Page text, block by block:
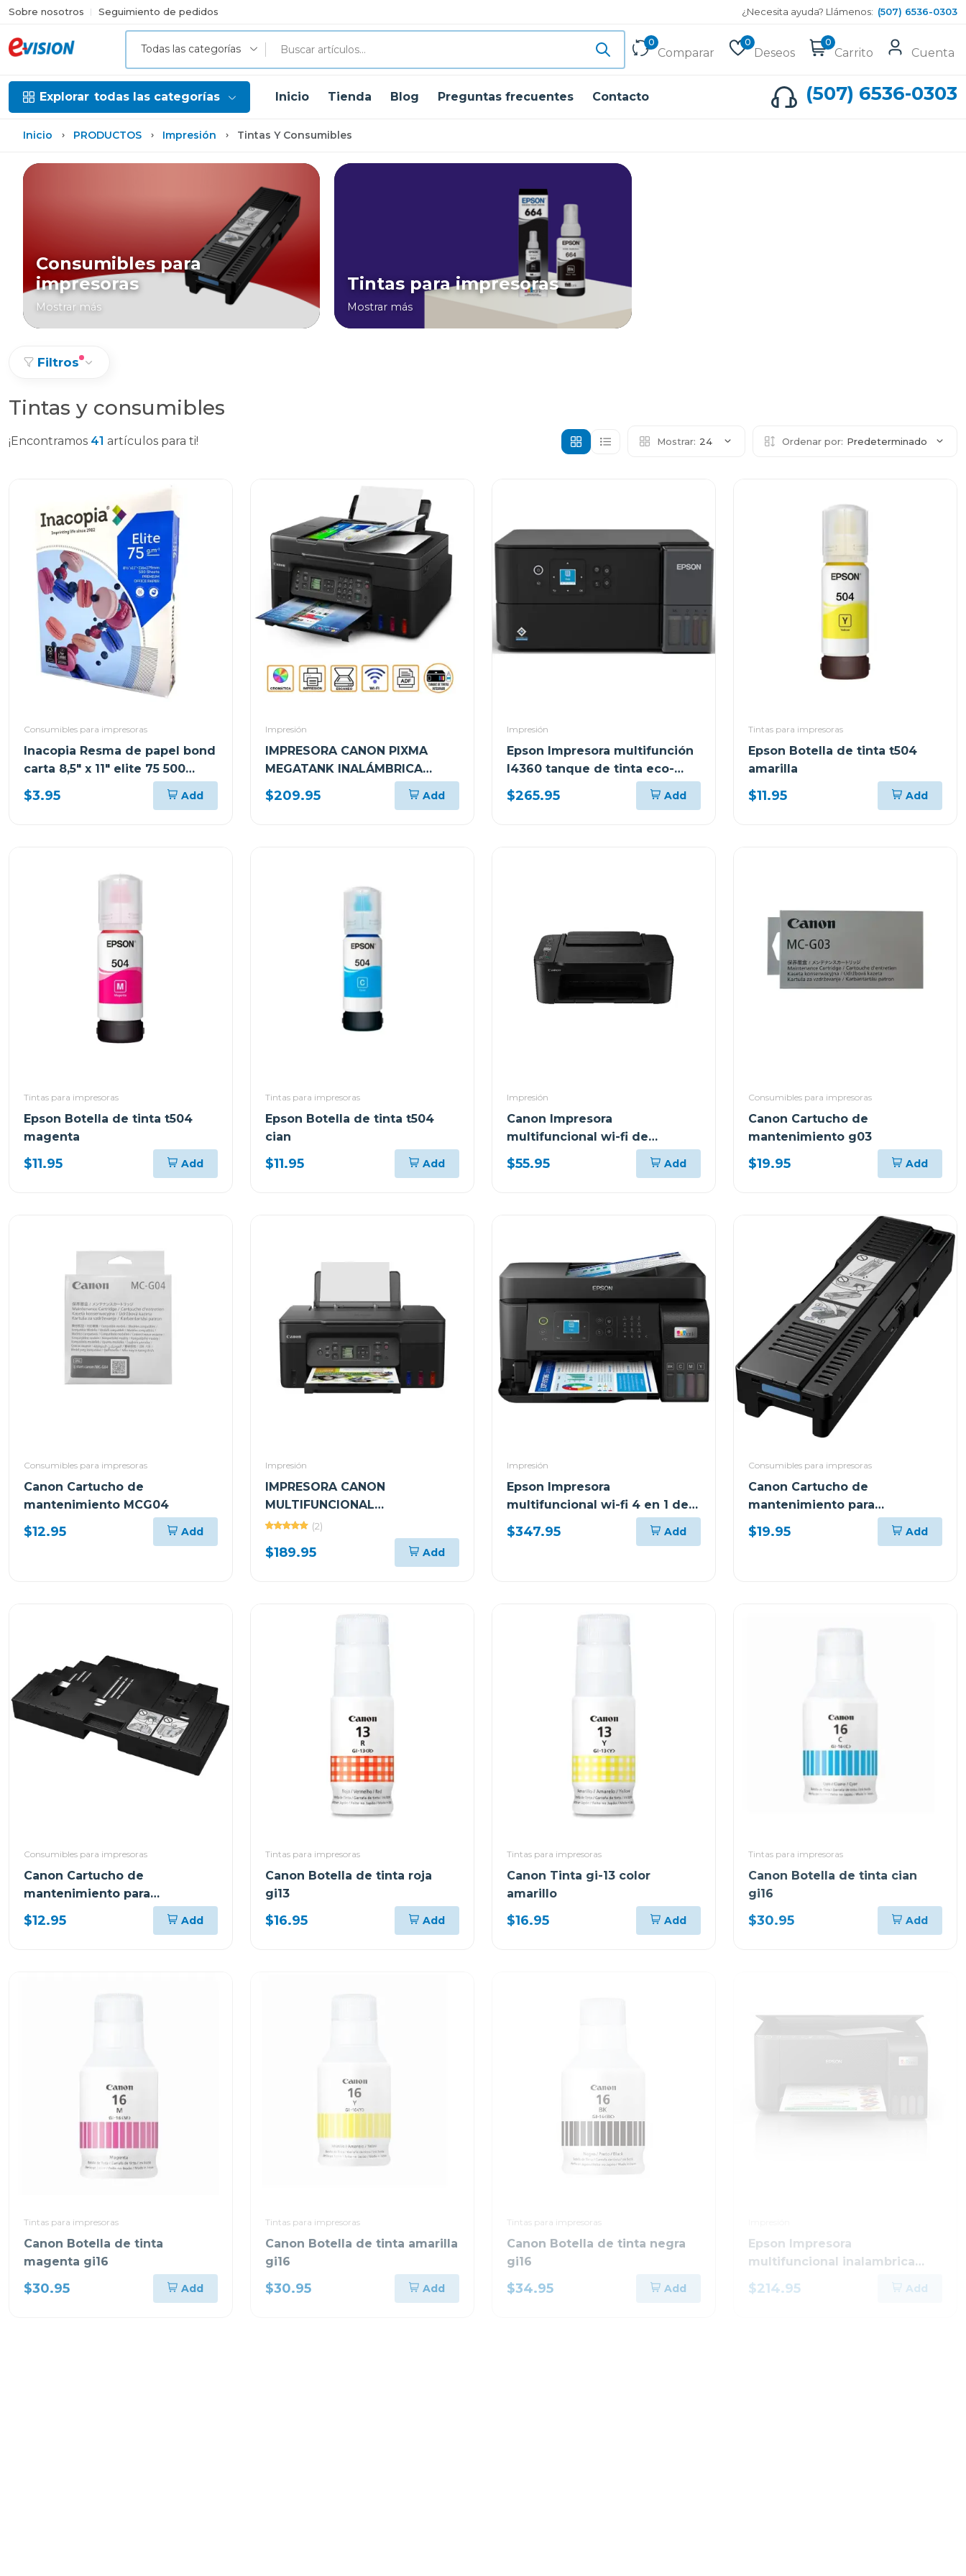
Sobre nosotros Seguimiento de pedidos ¿Necesita ayuda? Llámenos: (507) 6536-0303
Todas las categorías
0
Comparar
0
Deseos
0
Carrito Cuenta
Explorar todas las categorías Inicio Tienda Blog Preguntas frecuentes Contacto (507) 6536-0303
Inicio PRODUCTOS Impresión Tintas Y Consumibles
Consumibles para
impresoras
Mostrar más
Tintas para impresoras
Mostrar más
Filtros
Tintas y consumibles
¡Encontramos 41 artículos para ti! Mostrar: 24 Ordenar por: Predeterminado
Consumibles para impresoras
Inacopia Resma de papel bond
carta 8,5" x 11" elite 75 500
hojas 20 lb
$3.95 Add
Impresión
IMPRESORA CANON PIXMA
MEGATANK INALÁMBRICA
MULTIFUNCIONAL G417
$209.95 Add
Impresión
Epson Impresora multifunción
l4360 tanque de tinta eco-
tank wi-fi
$265.95 Add
Tintas para impresoras
Epson Botella de tinta t504
amarilla
$11.95 Add
Tintas para impresoras
Epson Botella de tinta t504
magenta
$11.95 Add
Tintas para impresoras
Epson Botella de tinta t504
cian
$11.95 Add
Impresión
Canon Impresora
multifuncional wi-fi de
cartuchos de tinta 3610
$55.95 Add
Consumibles para impresoras
Canon Cartucho de
mantenimiento g03
$19.95 Add
Consumibles para impresoras
Canon Cartucho de
mantenimiento MCG04
$12.95 Add
Impresión
IMPRESORA CANON
MULTIFUNCIONAL
INALÁMBRICA DE TANQUES DE
TINTA INTEGRADOS G317
(2)
$189.95 Add
Impresión
Epson Impresora
multifuncional wi-fi 4 en 1 de
alto desempeño eco tank
l5590 c11ck57
$347.95 Add
Consumibles para impresoras
Canon Cartucho de
mantenimiento para
impresoras maxify
$19.95 Add
Consumibles para impresoras
Canon Cartucho de
mantenimiento para
impresoras pixma
$12.95 Add
Tintas para impresoras
Canon Botella de tinta roja
gi13
$16.95 Add
Tintas para impresoras
Canon Tinta gi-13 color
amarillo
$16.95 Add
Tintas para impresoras
Canon Botella de tinta cian
gi16
$30.95 Add
Tintas para impresoras
Canon Botella de tinta
magenta gi16
$30.95 Add
Tintas para impresoras
Canon Botella de tinta amarilla
gi16
$30.95 Add
Tintas para impresoras
Canon Botella de tinta negra
gi16
$34.95 Add
Epson Impresora
multifuncional inalambrica
ecotank 3250
$214.95 Add